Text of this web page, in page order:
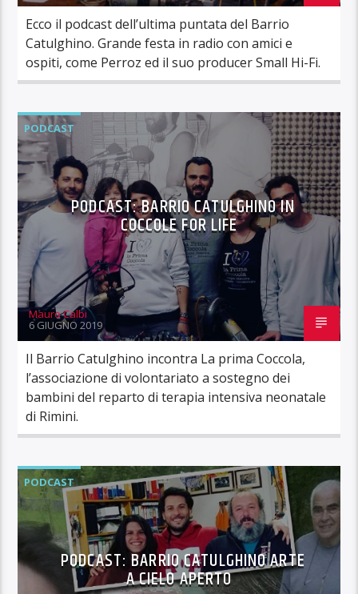
Ecco il podcast dell’ultima puntata del Barrio
Catulghino. Grande festa in radio con amici e
ospiti, come Perroz ed il suo producer Small Hi-Fi.
PODCAST
PODCAST: BARRIO CATULGHINO IN
COCCOLE FOR LIFE
Mauro Calbi
6 GIUGNO 2019
Il Barrio Catulghino incontra La prima Coccola,
l’associazione di volontariato a sostegno dei
bambini del reparto di terapia intensiva neonatale
di Rimini.
PODCAST
PODCAST: BARRIO CATULGHINO ARTE
A CIELO APERTO